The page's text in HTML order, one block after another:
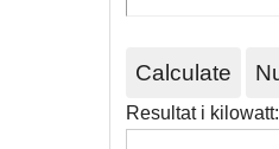
Resultat i kilowatt: